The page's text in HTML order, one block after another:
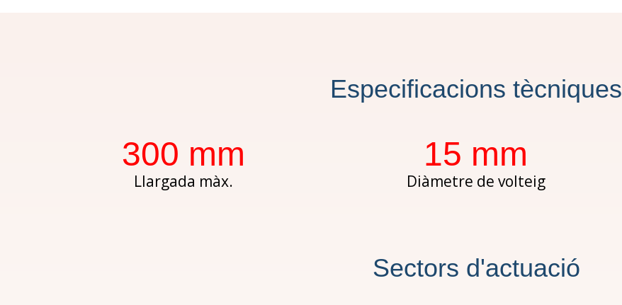
Especificacions tècniques
300 mm
Llargada màx.
15 mm
Diàmetre de volteig
Sectors d'actuació